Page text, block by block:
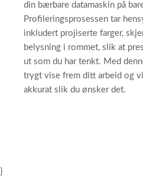
din bærbare datamaskin på
Profileringsprosessen tar
inkludert projiserte farger,
belysning i rommet, slik at
ut som du har tenkt. Med
trygt vise frem ditt arbeid og
akkurat slik du ønsker det.
}